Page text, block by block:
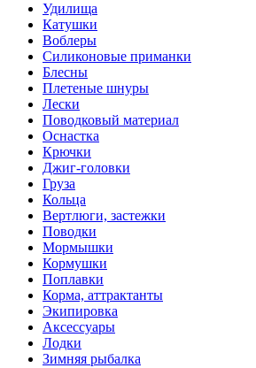
Удилища
Катушки
Воблеры
Силиконовые приманки
Блесны
Плетеные шнуры
Лески
Поводковый материал
Оснастка
Крючки
Джиг-головки
Груза
Кольца
Вертлюги, застежки
Поводки
Мормышки
Кормушки
Поплавки
Корма, аттрактанты
Экипировка
Аксессуары
Лодки
Зимняя рыбалка